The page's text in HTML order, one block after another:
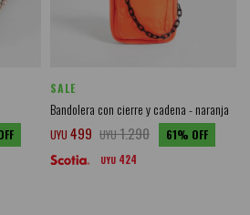
SALE
Bandolera con cierre y cadena - naranja
UYU 499 UYU1.290 61
UYU 424